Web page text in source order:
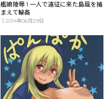
艦娘陵辱 1 一人で遠征に来た島風を捕
まえて輪姦
2014年06月29日